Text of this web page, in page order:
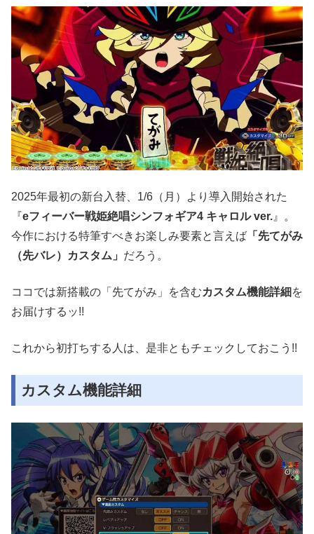
2025年最初の新台入替、1/6（月）より導入開始された
『eフィーバー戦姫絶唱シンフォギア4 キャロル ver. 』。
今作における特筆すべきお楽しみ要素と言えば 「先てがみ
（先バレ）カスタム」 だろう。
ココでは新搭載の「先てがみ」を含むカスタム機能詳細 を
お届けするッ!!
これから初打ちする人は、是非ともチェックしておこう!!
カスタム機能詳細